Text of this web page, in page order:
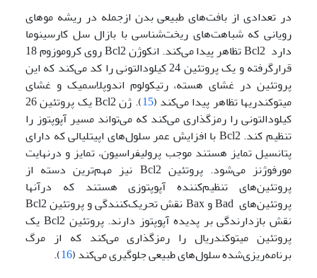
در تعدادی از بافت‌های طبیعی بدن ازجمله در ریشه موهای
رویانی که شباهت‌های ریخت‌شناسی با بازال سل کارسینوما
دارد Bcl2 تظاهر پیدا می‌کند. انکوژن Bcl2 روی کروموزوم 18
قرارگرفته و یک پروتئین 24 کیلودالتونی را کد می‌کند که این
پروتئین در غشای هسته، رتیکولوم اندوپلاسمیک و غشای
میتوکندری­ها تظاهر پیدا می‌کند (15
). ژن Bcl2 یک پروتئین 26
کیلودالتونی را رمزگذاری می‌کند که می‌تواند مسیر آپوپتوز را
تنظیم کند. Bcl2 با افزایش عمر سلول‌های اپیتلیالی که دارای
پتانسیل تمایز هستند موجب پرولیفراسیون، تمایز و درنهایت
مورفوژنز می‌شود. پروتئین Bcl2 نیز مهم‌ترین دسته از
پروتئین‌های تنظیم‌کننده آپوپتوزی هستند که درآن­ها
پروتئین‌های Bad و Bax نقش تحریک‌کنندگی و پروتئین Bcl2
نقش بازدارندگی بر پدیده آپوپتوز دارند. پروتئین Bcl2 یک
پروتئین میتوکندریال را رمزگذاری می‌کند که از مرگ
برنامه‌ریزی‌شده سلول‌های طبیعی جلوگیری می‌کند (16
).